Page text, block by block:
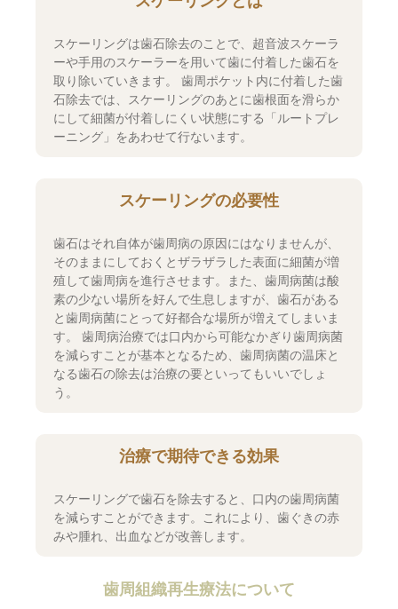
スケーリングは歯石除去のことで、超音波スケーラ
ーや手用のスケーラーを用いて歯に付着した歯石を
取り除いていきます。 歯周ポケット内に付着した歯
石除去では、スケーリングのあとに歯根面を滑らか
にして細菌が付着しにくい状態にする「ルートプレ
ーニング」をあわせて行ないます。
スケーリングの必要性
歯石はそれ自体が歯周病の原因にはなりませんが、
そのままにしておくとザラザラした表面に細菌が増
殖して歯周病を進行させます。また、歯周病菌は酸
素の少ない場所を好んで生息しますが、歯石がある
と歯周病菌にとって好都合な場所が増えてしまいま
す。 歯周病治療では口内から可能なかぎり歯周病菌
を減らすことが基本となるため、歯周病菌の温床と
なる歯石の除去は治療の要といってもいいでしょ
う。
治療で期待できる効果
スケーリングで歯石を除去すると、口内の歯周病菌
を減らすことができます。これにより、歯ぐきの赤
みや腫れ、出血などが改善します。
歯周組織再生療法について